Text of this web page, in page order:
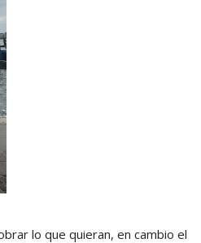
lo que quieran, en cambio el